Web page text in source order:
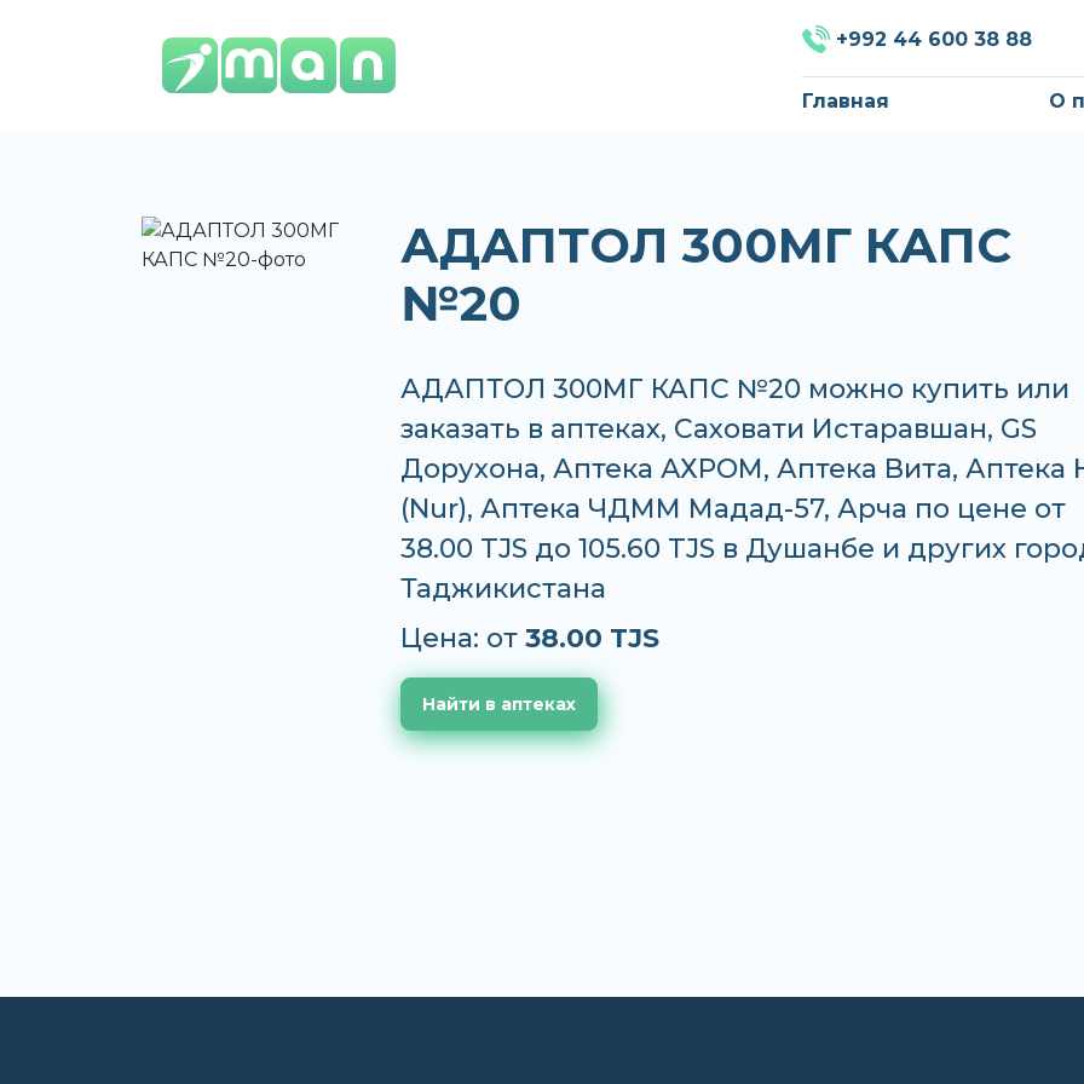
+992 44 600 38 88
Главная О
АДАПТОЛ 300МГ КАПС
№20
АДАПТОЛ 300МГ КАПС №20 можно купить или
заказать в аптеках, Саховати Истаравшан, GS
Дорухона, Аптека АХРОМ, Аптека Вита, Аптека
(Nur), Аптека ЧДММ Мадад-57, Арча по цене от
38.00 TJS до 105.60 TJS в Душанбе и других
Таджикистана
Цена: от 38.00 TJS
Найти в аптеках